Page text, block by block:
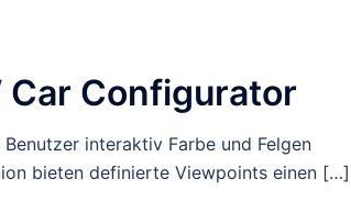
Car Configurator
interaktiv Farbe und Felgen
bieten definierte Viewpoints einen […]